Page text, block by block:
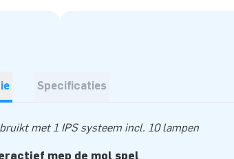
Specificaties
met 1 IPS systeem incl. 10 lampen
mep de mol spel